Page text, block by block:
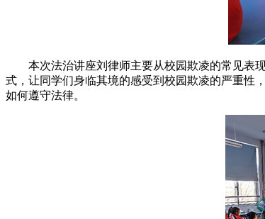
本次法治讲座刘律师主要从校园欺凌的常见表
式，让同学们身临其境的感受到校园欺凌的严重性
如何遵守法律。